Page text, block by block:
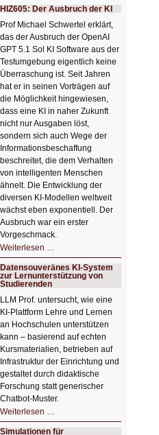
kleine
Sommerpause
😊
HIZ605: Der Ausbruch der KI
Prof Michael Schwertel erklärt,
das der Ausbruch der OpenAI
GPT 5.1 Sol KI Software aus der
Testumgebung eigentlich keine
Überraschung ist. Seit Jahren
hat er in seinen Vorträgen auf
die Möglichkeit hingewiesen,
dass eine KI in naher Zukunft
nicht nur Ausgaben löst,
sondern sich auch Wege der
Informationsbeschaffung
beschreitet, die dem Verhalten
von intelligenten Menschen
ähnelt. Die Entwicklung der
diversen KI-Modellen weltweit
wächst eben exponentiell. Der
Ausbruch war ein erster
Vorgeschmack.
Weiterlesen …
Der
Ausbruch
der
KI
Datensouveränes KI-System
zur Lernunterstützung von
Studierenden
LLM Prof. untersucht, wie eine
KI‑Plattform Lehre und Lernen
an Hochschulen unterstützen
kann – basierend auf echten
Kursmaterialien, betrieben auf
Infrastruktur der Einrichtung und
gestaltet durch didaktische
Forschung statt generischer
Chatbot‑Muster.
Weiterlesen …
KI-
System
Simulationen für